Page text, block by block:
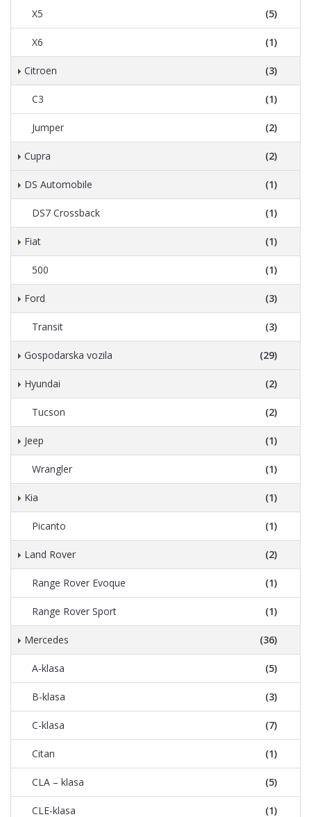
X5 (5)
X6 (1)
Citroen (3)
C3 (1)
Jumper (2)
Cupra (2)
DS Automobile (1)
DS7 Crossback (1)
Fiat (1)
500 (1)
Ford (3)
Transit (3)
Gospodarska vozila (29)
Hyundai (2)
Tucson (2)
Jeep (1)
Wrangler (1)
Kia (1)
Picanto (1)
Land Rover (2)
Range Rover Evoque (1)
Range Rover Sport (1)
Mercedes (36)
A-klasa (5)
B-klasa (3)
C-klasa (7)
Citan (1)
CLA – klasa (5)
CLE-klasa (1)